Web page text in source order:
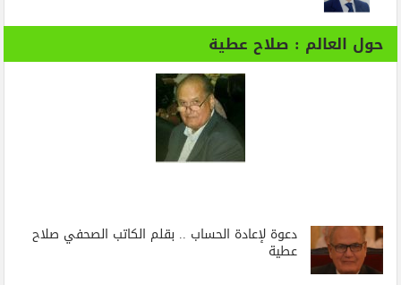
حول العالم : صلاح عطية
دعوة لإعادة الحساب .. بقلم الكاتب الصحفي صلاح
عطية